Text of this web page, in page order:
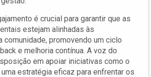
é crucial para garantir que as
estejam alinhadas às
comunidade, promovendo um ciclo
e melhoria contínua. A voz do
em apoiar iniciativas como o
estratégia eficaz para enfrentar os